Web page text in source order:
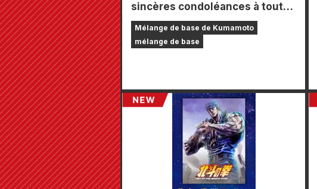
sincères condoléances à toutes
les personnes touchées par le
tremblement de terre de
Mélange de base de Kumamoto
mélange de base